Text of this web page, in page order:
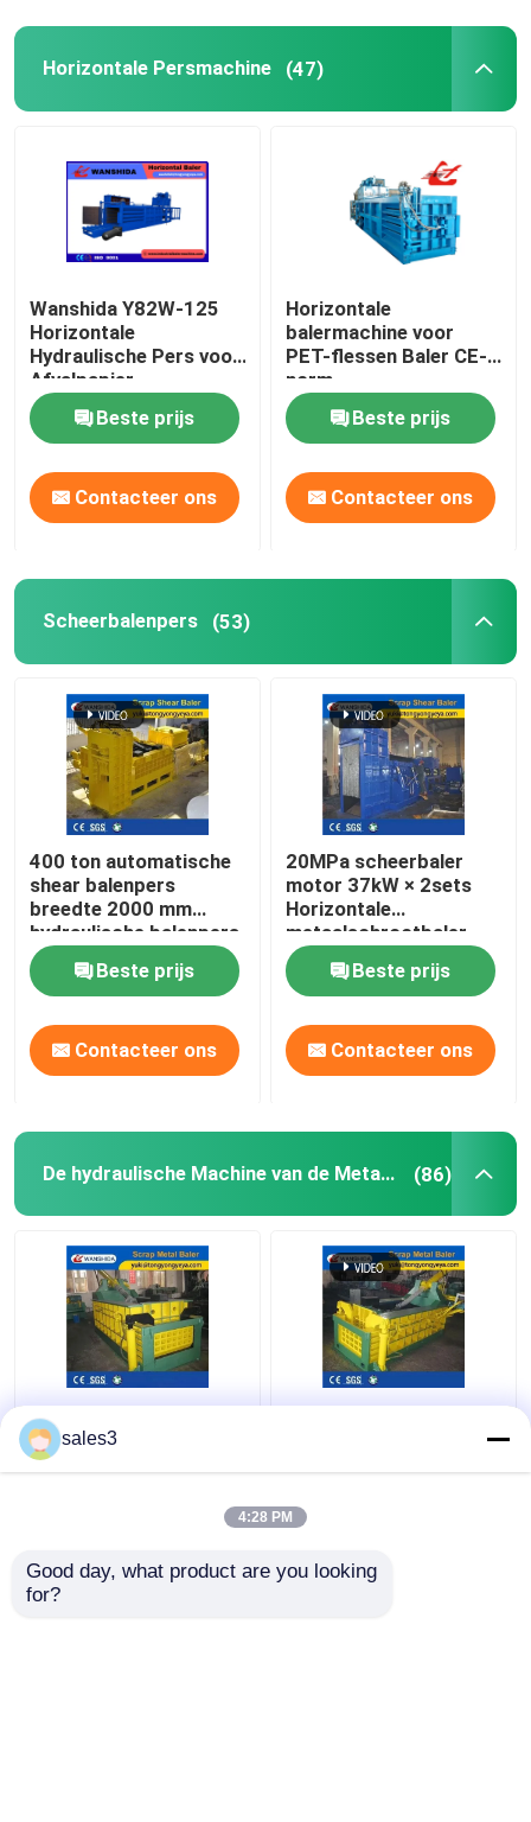
Horizontale Persmachine (47)
Wanshida Y82W-125
Horizontale
Hydraulische Pers voor
Afvalpapier,
Kunststoffen & PET-
flessenBeste prijs
Contacteer ons
Horizontale
balermachine voor
PET-flessen Baler CE-
norm
Beste prijs
Contacteer ons
Scheerbalenpers (53)
400 ton automatische
shear balenpers
breedte 2000 mm
hydraulische balenpers
Beste prijs
Contacteer ons
20MPa scheerbaler
motor 37kW × 2sets
Horizontale
metaalschrootbaler
voor recycling van
zwaar schroot
Beste prijs
Contacteer ons
De hydraulische Machine van de Metaalpers (86)
Forward Out
Hydraulische metalen
balenpers Machine
25MPa Hydraulische
sales3
4:28 PM
Good day, what product are you looking
for?